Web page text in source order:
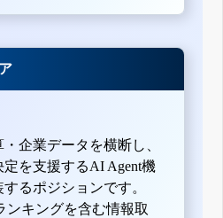
企業データを横断し、
を支援するAI Agent機
るポジションです。
ンキングを含む情報取